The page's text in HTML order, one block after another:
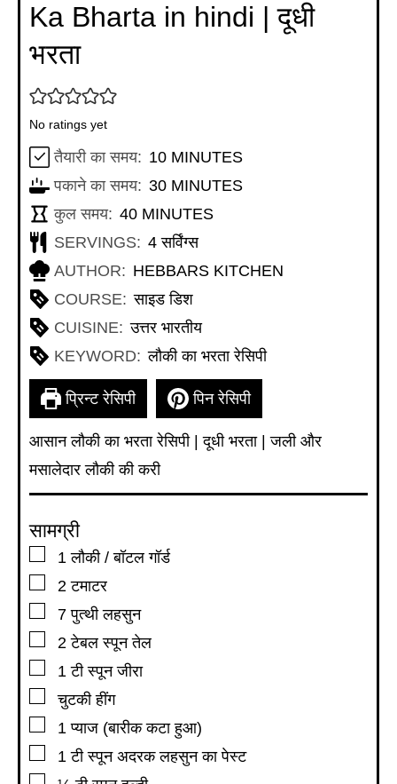
Ka Bharta in hindi | दूधी
भरता
No ratings yet
तैयारी का समय: 10MINUTES
MINUTES
पकाने का समय: 30MINUTES
MINUTES
कुल समय: 40MINUTES
MINUTES
SERVINGS: 4 सर्विंग्स
AUTHOR: HEBBARS KITCHEN
COURSE: साइड डिश
CUISINE: उत्तर भारतीय
KEYWORD: लौकी का भरता रेसिपी
प्रिन्ट रेसिपी पिन रेसिपी
आसान लौकी का भरता रेसिपी | दूधी भरता | जली और
मसालेदार लौकी की करी
सामग्री
▢
1 लौकी / बॉटल गॉर्ड
▢
2 टमाटर
▢
7 पुत्थी लहसुन
▢
2 टेबल स्पून तेल
▢
1 टी स्पून जीरा
▢
चुटकी हींग
▢
1 प्याज (बारीक कटा हुआ)
▢
1 टी स्पून अदरक लहसुन का पेस्ट